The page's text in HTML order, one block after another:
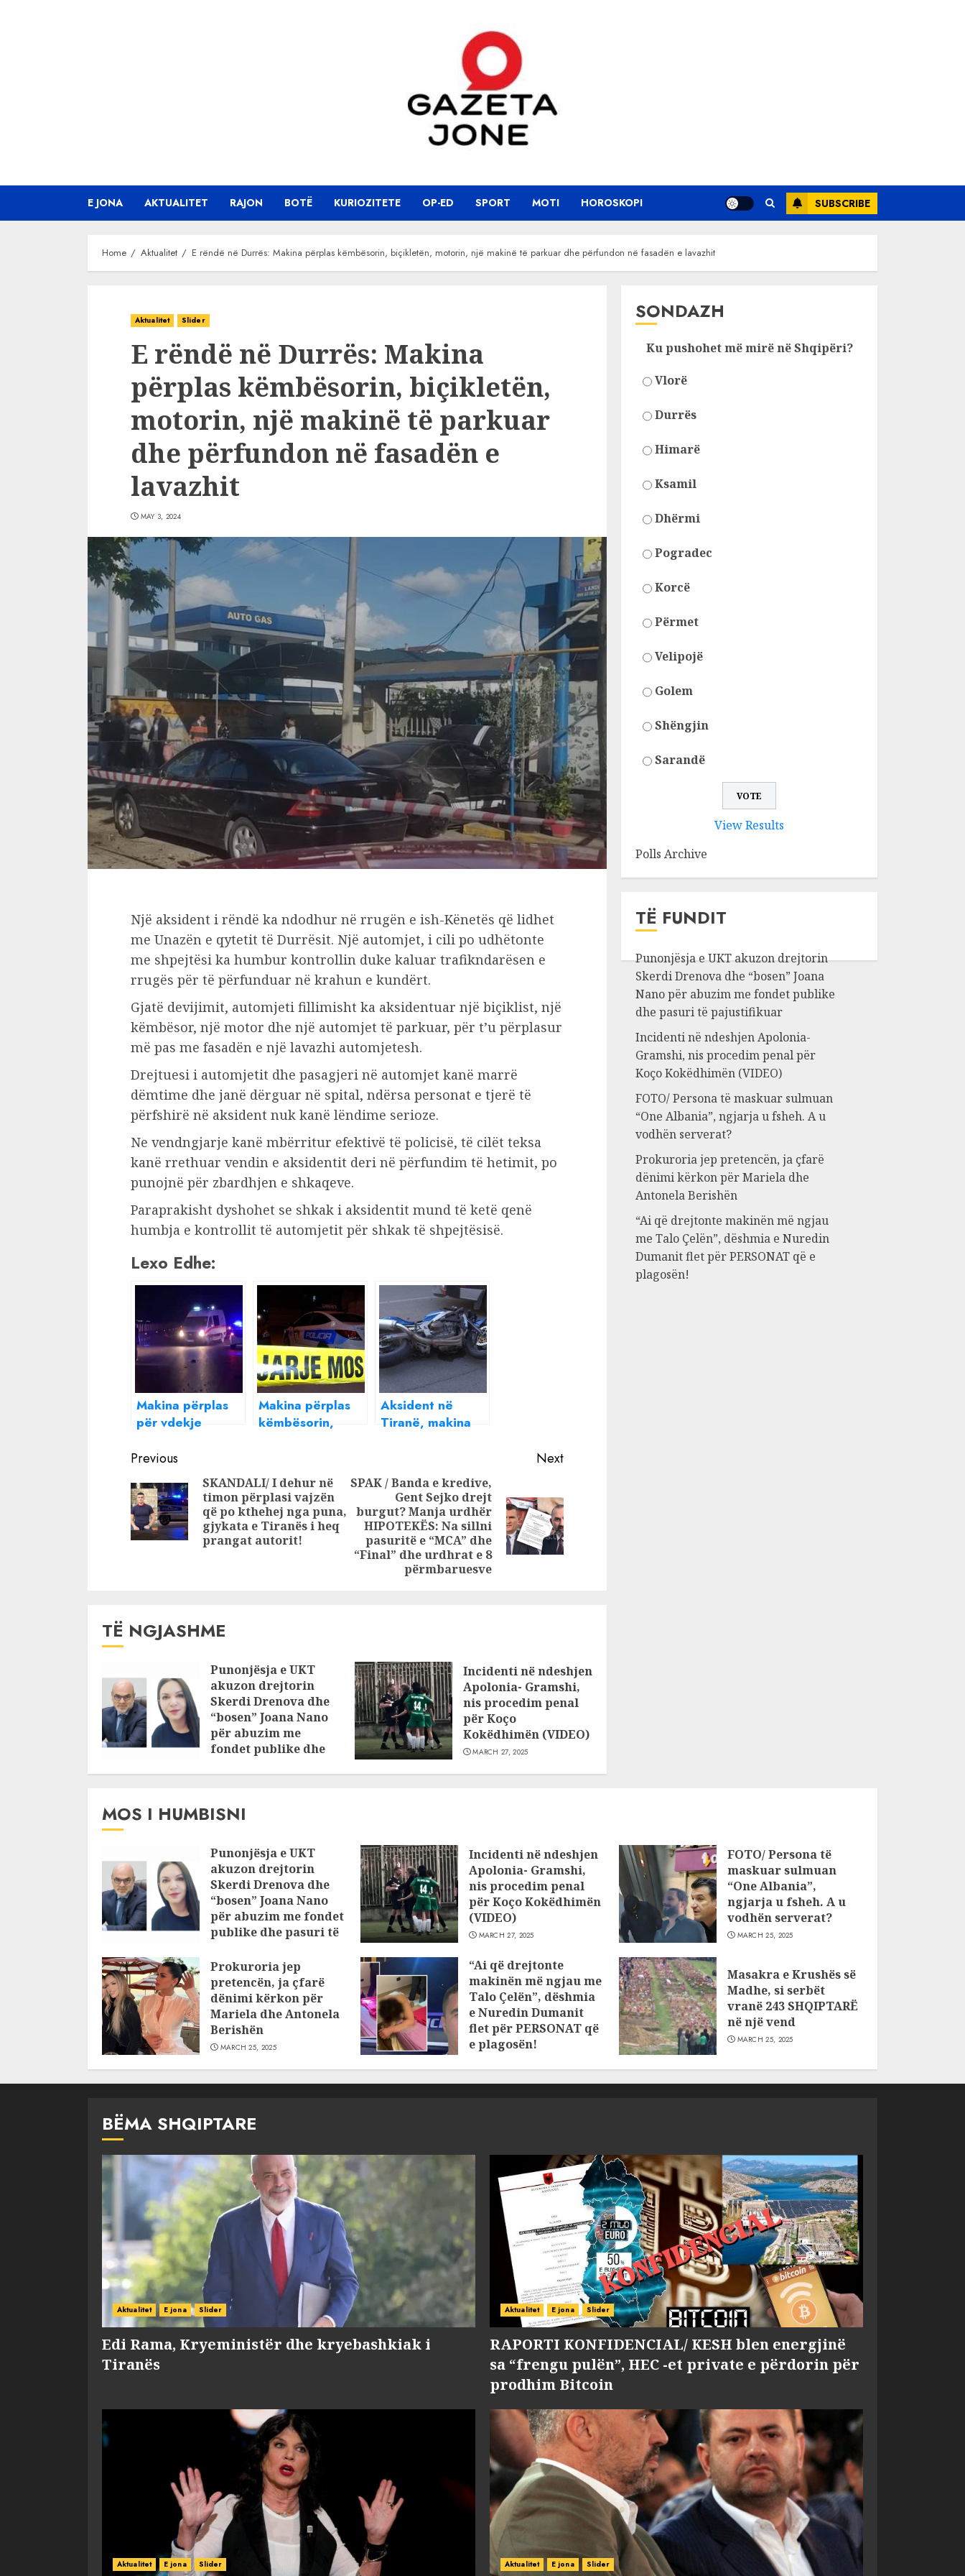
E JONA AKTUALITET RAJON BOTË KURIOZITETE OP-ED SPORT MOTI HOROSKOPI SUBSCRIBE
Home Aktualitet E rëndë në Durrës: Makina përplas këmbësorin, biçikletën, motorin, një makinë të parkuar dhe përfundon në fasadën e lavazhit
Aktualitet Slider
E rëndë në Durrës: Makina
përplas këmbësorin, biçikletën,
motorin, një makinë të parkuar
dhe përfundon në fasadën e
lavazhit
MAY 3, 2024
Një aksident i rëndë ka ndodhur në rrugën e ish-Kënetës që lidhet
me Unazën e qytetit të Durrësit. Një automjet, i cili po udhëtonte
me shpejtësi ka humbur kontrollin duke kaluar trafikndarësen e
rrugës për të përfunduar në krahun e kundërt.
Gjatë devijimit, automjeti fillimisht ka aksidentuar një biçiklist, një
këmbësor, një motor dhe një automjet të parkuar, për t’u përplasur
më pas me fasadën e një lavazhi automjetesh.
Drejtuesi i automjetit dhe pasagjeri në automjet kanë marrë
dëmtime dhe janë dërguar në spital, ndërsa personat e tjerë të
përfshirë në aksident nuk kanë lëndime serioze.
Ne vendngjarje kanë mbërritur efektivë të policisë, të cilët teksa
kanë rrethuar vendin e aksidentit deri në përfundim të hetimit, po
punojnë për zbardhjen e shkaqeve.
Paraprakisht dyshohet se shkak i aksidentit mund të ketë qenë
humbja e kontrollit të automjetit për shkak të shpejtësisë.
Lexo Edhe:
Makina përplas
për vdekje
autostradën
Kavajë-Durrës
Makina përplas
këmbësorin,
Aksident në
Tiranë, makina
drejtuesi
Continue
Reading
Previous
Previous
post:
SKANDALI/ I dehur në
timon përplasi vajzën
që po kthehej nga puna,
gjykata e Tiranës i heq
prangat autorit!
Next
Next
post:
SPAK / Banda e kredive,
Gent Sejko drejt
burgut? Manja urdhër
HIPOTEKËS: Na sillni
pasuritë e “MCA” dhe
“Final” dhe urdhrat e 8
përmbaruesve
TË NGJASHME
Punonjësja e UKT
akuzon drejtorin
Skerdi Drenova dhe
“bosen” Joana Nano
për abuzim me
fondet publike dhe
Incidenti në ndeshjen
Apolonia- Gramshi,
nis procedim penal
për Koço
Kokëdhimën (VIDEO)
MARCH 27, 2025
SONDAZH
Ku pushohet më mirë në Shqipëri?
Vlorë
Durrës
Himarë
Ksamil
Dhërmi
Pogradec
Korcë
Përmet
Velipojë
Golem
Shëngjin
Sarandë
View Results
Polls Archive
TË FUNDIT
Punonjësja e UKT akuzon drejtorin
Skerdi Drenova dhe “bosen” Joana
Nano për abuzim me fondet publike
dhe pasuri të pajustifikuar
Incidenti në ndeshjen Apolonia-
Gramshi, nis procedim penal për
Koço Kokëdhimën (VIDEO)
FOTO/ Persona të maskuar sulmuan
“One Albania”, ngjarja u fsheh. A u
vodhën serverat?
Prokuroria jep pretencën, ja çfarë
dënimi kërkon për Mariela dhe
Antonela Berishën
“Ai që drejtonte makinën më ngjau
me Talo Çelën”, dëshmia e Nuredin
Dumanit flet për PERSONAT që e
plagosën!
MOS I HUMBISNI
Punonjësja e UKT
akuzon drejtorin
Skerdi Drenova dhe
“bosen” Joana Nano
për abuzim me fondet
publike dhe pasuri të
JULY 24, 2025
Incidenti në ndeshjen
Apolonia- Gramshi,
nis procedim penal
për Koço Kokëdhimën
(VIDEO)
MARCH 27, 2025
FOTO/ Persona të
maskuar sulmuan
“One Albania”,
ngjarja u fsheh. A u
vodhën serverat?
MARCH 25, 2025
Prokuroria jep
pretencën, ja çfarë
dënimi kërkon për
Mariela dhe Antonela
Berishën
MARCH 25, 2025
“Ai që drejtonte
makinën më ngjau me
Talo Çelën”, dëshmia
e Nuredin Dumanit
flet për PERSONAT që
e plagosën!
Masakra e Krushës së
Madhe, si serbët
vranë 243 SHQIPTARË
në një vend
MARCH 25, 2025
BËMA SHQIPTARE
Aktualitet E jona Slider
Edi Rama, Kryeministër dhe kryebashkiak i
Tiranës
Aktualitet E jona Slider
RAPORTI KONFIDENCIAL/ KESH blen energjinë
sa “frengu pulën”, HEC -et private e përdorin për
prodhim Bitcoin
Aktualitet E jona Slider Aktualitet E jona Slider